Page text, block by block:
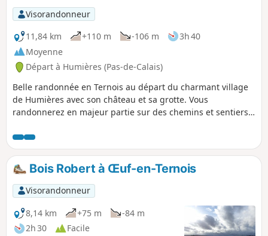
Visorandonneur
11,84 km
+110 m -106 m
3h 40
Moyenne
Départ à Humières (Pas-de-Calais)
Belle randonnée en Ternois au départ du charmant village
de Humières avec son château et sa grotte. Vous
randonnerez en majeur partie sur des chemins et sentiers
paysage fait vite oublier ce détail.
Bois Robert à Œuf-en-Ternois
Visorandonneur
8,14 km
+75 m
-84 m
2h 30
Facile